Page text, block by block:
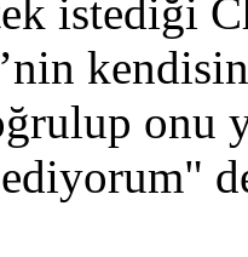
istediği
onu